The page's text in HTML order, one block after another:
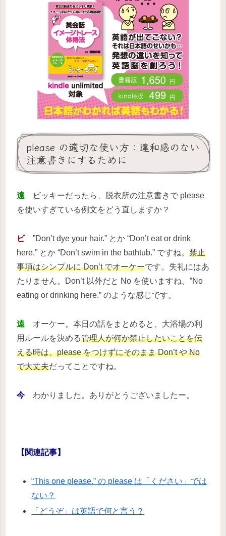
please の適切な使い方：違和感のない
注意書きにするために
遠 ビッキーだったら、脱衣所の注意書きで please
を使いすぎている例文をどう直しますか？
ビ”Don’t dye your hair.” とか “Don’t eat or drink
here.” とか “Don’t swim in the bathtub.” ですね。 禁止
事項はシンプルに Don’t でオーケーです。失礼にはあ
たりません。Don’t 以外だと No を使いますね。”No
eating or drinking here.” のような感じです。
遠 オーケー。本日の話をまとめると、大浴場の利
用ルールを決める管理人が何か禁止したいことを伝
える時は、please をつけずにそのまま Don’t や No
で大丈夫だってことですね。
今 わかりました。ありがとうございましたー。
【関連記事】
“This one please.” の please は「ください」では
ない？
「どうぞ」は英語で何と言う？